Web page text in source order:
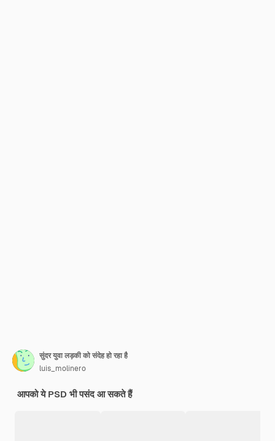
सुंदर युवा लड़की को संदेह हो रहा है
luis_molinero
आपको ये PSD भी पसंद आ सकते हैं